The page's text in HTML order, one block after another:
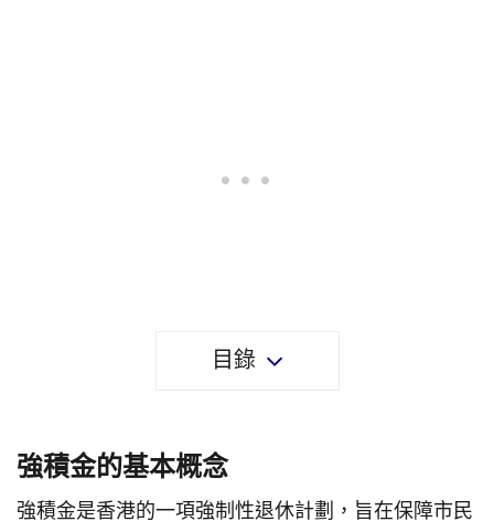
目錄
強積金的基本概念
強積金是香港的一項強制性退休計劃，旨在保障市民